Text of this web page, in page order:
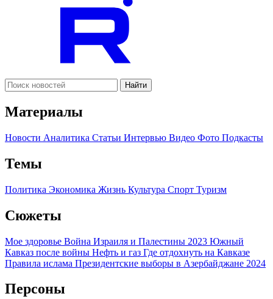
Найти
Материалы
Новости Аналитика Статьи Интервью Видео Фото Подкасты
Темы
Политика Экономика Жизнь Культура Спорт Туризм
Сюжеты
Мое здоровье Война Израиля и Палестины 2023 Южный
Кавказ после войны Нефть и газ Где отдохнуть на Кавказе
Правила ислама Президентские выборы в Азербайджане 2024
Персоны